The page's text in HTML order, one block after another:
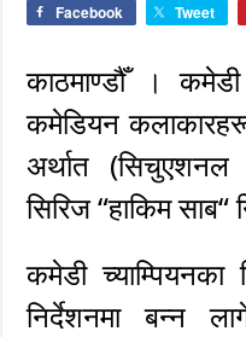
Facebook Tweet
काठमाण्डौँ ।
कमेडियन
अर्थात
सिरिज “हाकिम साब“
कमेडी च्याम्पियनका
निर्देशनमा बन्न